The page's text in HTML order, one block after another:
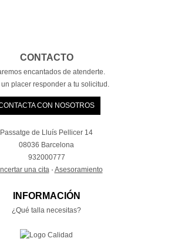
CONTACTO
encantados de atenderte.
placer responder a tu solicitud.
CON NOSOTROS
Passatge de Lluís Pellicer 14
08036 Barcelona
932000777
una cita· Asesoramiento
INFORMACIÓN
¿Qué talla necesitas?